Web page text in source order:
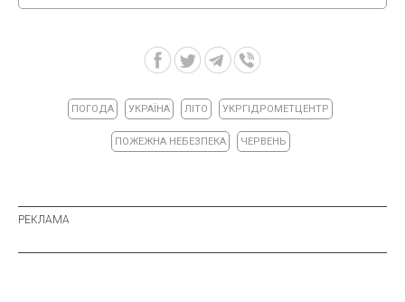
ПОГОДА УКРАЇНА ЛІТО УКРГІДРОМЕТЦЕНТР
ПОЖЕЖНА НЕБЕЗПЕКА ЧЕРВЕНЬ